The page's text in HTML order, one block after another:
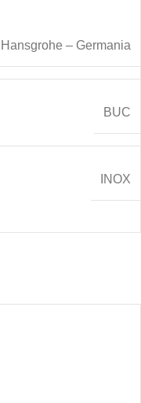
Hansgrohe – Germania
BUC
INOX